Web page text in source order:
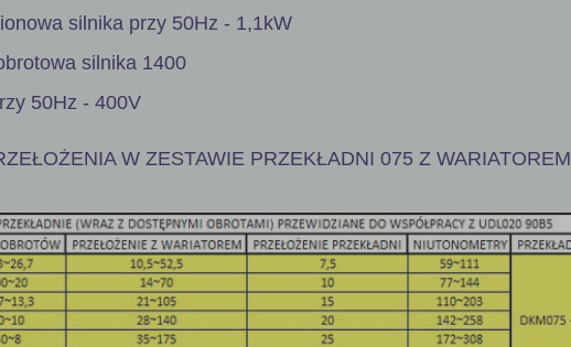
silnika przy 50Hz - 1,1kW
silnika 1400
50Hz - 400V
W ZESTAWIE PRZEKŁADNI 075 Z WARIATOREM